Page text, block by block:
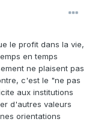
le profit dans la vie,
en temps
ne plaisent pas
c'est le "ne pas
aux institutions
d'autres valeurs
orientations